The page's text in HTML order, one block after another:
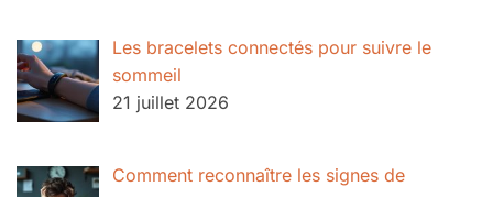
Les bracelets connectés pour suivre le
sommeil
21 juillet 2026
Comment reconnaître les signes de